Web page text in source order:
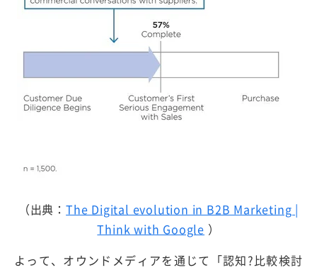
（出典：The Digital evolution in B2B Marketing |
Think with Google ）
よって、オウンドメディアを通じて「認知?比較検討